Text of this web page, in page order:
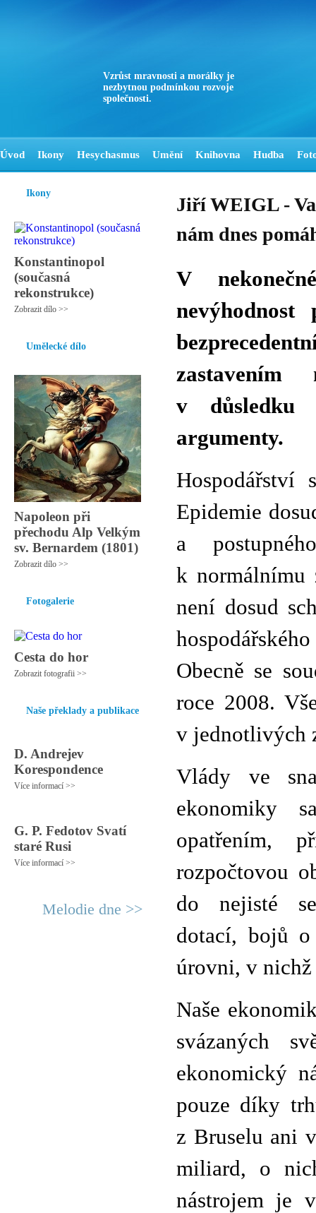
Vzrůst mravnosti a morálky je
nezbytnou podmínkou rozvoje
společnosti.
Úvod Ikony Hesychasmus Umění Knihovna Hudba
Ikony
Konstantinopol
(současná
rekonstrukce)
Zobrazit dílo >>
Umělecké dílo
Napoleon při
přechodu Alp Velkým
sv. Bernardem (1801)
Zobrazit dílo >>
Fotogalerie
Cesta do hor
Zobrazit fotografii >>
Naše překlady a publikace
D. Andrejev
Korespondence
Více informací >>
G. P. Fedotov Svatí
staré Rusi
Více informací >>
Melodie dne >>
Jiří WEIGL -
nám dnes
V
zastavením
v důsledku
argumenty.
Hospodářství
Epidemie
a
k normálnímu
není dosud
Obecně se
roce 2008.
v jednotlivých
Vlády ve
ekonomiky
opatřením,
rozpočtovou
do nejisté
dotací, bojů
úrovni, v
Naše
svázaných
ekonomický
pouze díky
z Bruselu ani
miliard, o
nástrojem je